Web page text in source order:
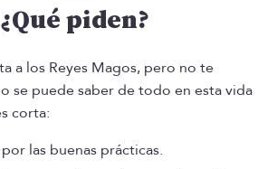
¿Qué piden?
a los Reyes Magos, pero no te
se puede saber de todo en esta vida
corta:
las buenas prácticas.